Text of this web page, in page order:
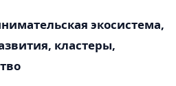
экосистема,
кластеры,